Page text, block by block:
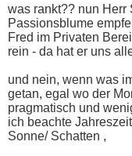
was rankt?? nun Herr
Passionsblume
Fred im Privaten
rein - da hat er uns
und nein, wenn was
getan, egal wo der
pragmatisch und
ich beachte
Sonne/ Schatten ,